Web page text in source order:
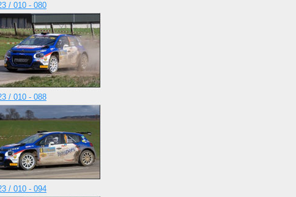
/ 010 - 080
/ 010 - 088
/ 010 - 094